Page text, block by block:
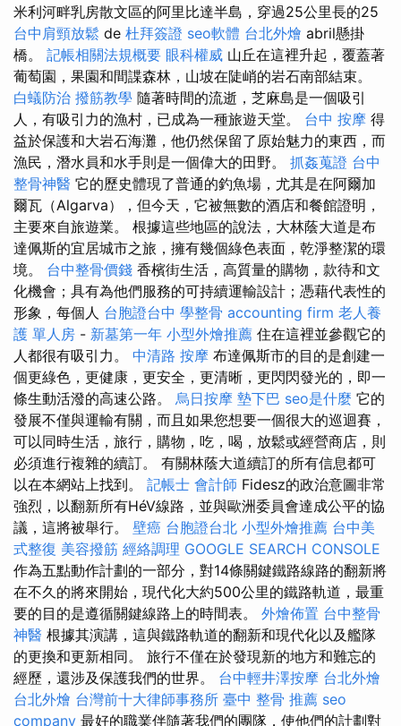
米利河畔乳房散文區的阿里比達半島，穿過25公里長的25
台中肩頸放鬆 de 杜拜簽證 seo軟體 台北外燴 abril懸掛
橋。 記帳相關法規概要 眼科權威 山丘在這裡升起，覆蓋著
葡萄園，果園和間諜森林，山坡在陡峭的岩石南部結束。
白蟻防治 撥筋教學 隨著時間的流逝，芝麻島是一個吸引
人，有吸引力的漁村，已成為一種旅遊天堂。 台中 按摩 得
益於保護和大岩石海灘，他仍然保留了原始魅力的東西，而
漁民，潛水員和水手則是一個偉大的田野。 抓姦蒐證 台中
整骨神醫 它的歷史體現了普通的釣魚場，尤其是在阿爾加
爾瓦（Algarva），但今天，它被無數的酒店和餐館證明，
主要來自旅遊業。 根據這些地區的說法，大林蔭大道是布
達佩斯的宜居城市之旅，擁有幾個綠色表面，乾淨整潔的環
境。 台中整骨價錢 香檳街生活，高質量的購物，款待和文
化機會；具有為他們服務的可持續運輸設計；憑藉代表性的
形象，每個人 台胞證台中 學整骨 accounting firm 老人養
護 單人房 - 新墓第一年 小型外燴推薦 住在這裡並參觀它的
人都很有吸引力。 中清路 按摩 布達佩斯市的目的是創建一
個更綠色，更健康，更安全，更清晰，更閃閃發光的，即一
條生動活潑的高速公路。 烏日按摩 墊下巴 seo是什麼 它的
發展不僅與運輸有關，而且如果您想要一個很大的巡迴賽，
可以同時生活，旅行，購物，吃，喝，放鬆或經營商店，則
必須進行複雜的續訂。 有關林蔭大道續訂的所有信息都可
以在本網站上找到。 記帳士 會計師 Fidesz的政治意圖非常
強烈，以翻新所有HéV線路，並與歐洲委員會達成公平的協
議，這將被舉行。 壁癌 台胞證台北 小型外燴推薦 台中美
式整復 美容撥筋 經絡調理 GOOGLE SEARCH CONSOLE
作為五點動作計劃的一部分，對14條關鍵鐵路線路的翻新將
在不久的將來開始，現代化大約500公里的鐵路軌道，最重
要的目的是遵循關鍵線路上的時間表。 外燴佈置 台中整骨
神醫 根據其演講，這與鐵路軌道的翻新和現代化以及艦隊
的更換和更新相同。 旅行不僅在於發現新的地方和難忘的
經歷，還涉及保護我們的世界。 台中輕井澤按摩 台北外燴
台北外燴 台灣前十大律師事務所 臺中 整骨 推薦 seo
company 最好的職業伴隨著我們的團隊，使他們的計劃對